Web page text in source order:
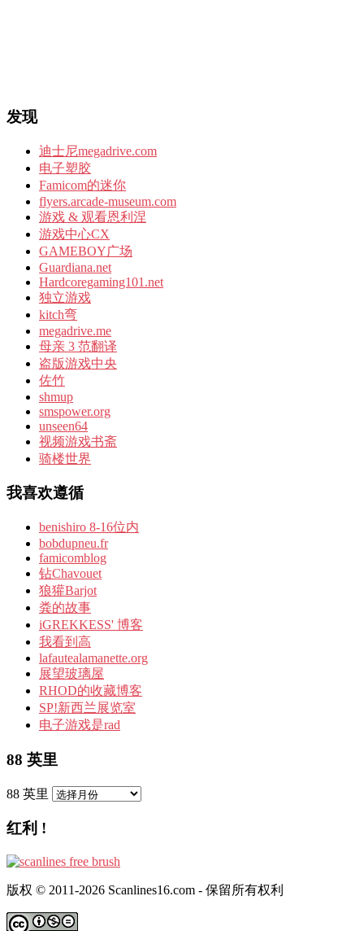
发现
迪士尼megadrive.com
电子塑胶
Famicom的迷你
flyers.arcade-museum.com
游戏 & 观看恩利涅
游戏中心CX
GAMEBOY广场
Guardiana.net
Hardcoregaming101.net
独立游戏
kitch弯
megadrive.me
母亲 3 范翻译
盗版游戏中央
佐竹
shmup
smspower.org
unseen64
视频游戏书斋
骑楼世界
我喜欢遵循
benishiro 8-16位内
bobdupneu.fr
famicomblog
钻Chavouet
狼獾Barjot
粪的故事
iGREKKESS' 博客
我看到高
lafautealamanette.org
展望玻璃屋
RHOD的收藏博客
SP!新西兰展览室
电子游戏是rad
88 英里
88 英里
红利 !
版权 © 2011-2026 Scanlines16.com - 保留所有权利